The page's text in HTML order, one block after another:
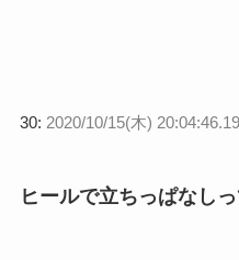
30: 2020/10/15(木)
ヒールで立ちっぱなし